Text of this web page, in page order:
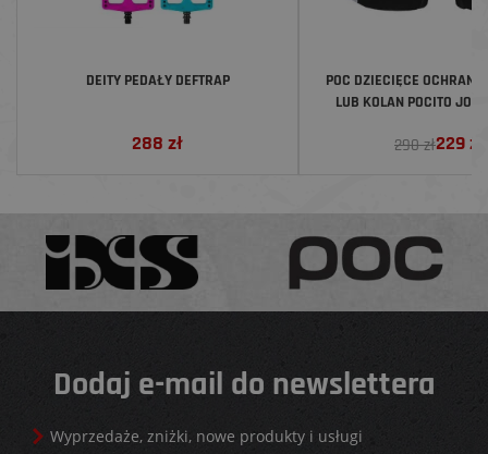
DEITY PEDAŁY DEFTRAP
288 zł
POC DZIECIĘCE
LUB KOLAN POCITO
290 zł229zł
Dodaj e-mail do newslettera
Wyprzedaże, zniżki, nowe produkty i usługi